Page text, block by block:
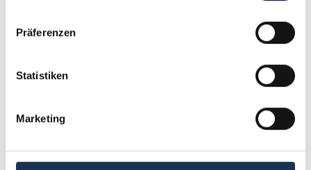
Präferenzen
Statistiken
Marketing